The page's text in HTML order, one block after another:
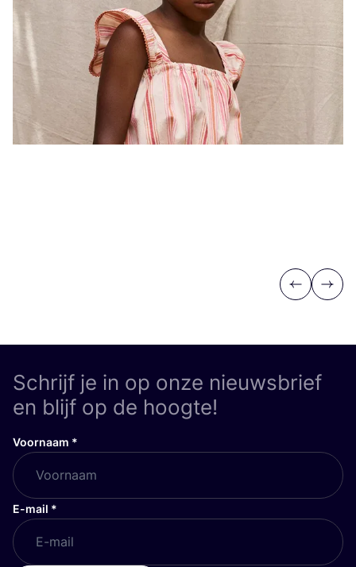
Previous
Next
Schrijf je in op onze nieuwsbrief
en blijf op de hoogte!
Voornaam *
E-mail *